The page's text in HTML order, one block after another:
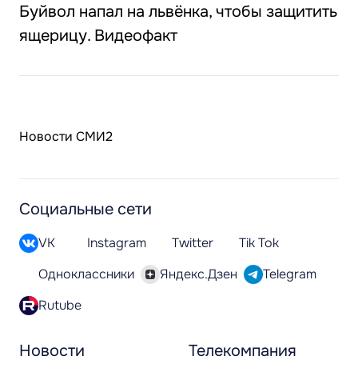
Буйвол напал на львёнка, чтобы защитить
ящерицу. Видеофакт
Новости СМИ2
Новости Телекомпания
Социальные сети
VK Instagram Twitter
Tik Tok
Одноклассники
Яндекс.Дзен
Telegram
Rutube